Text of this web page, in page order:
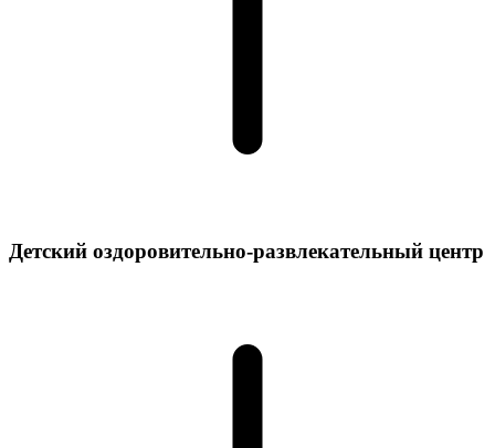
Детский оздоровительно-развлекательный центр